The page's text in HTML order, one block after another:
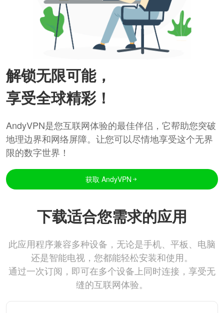
解锁无限可能，
享受全球精彩！
AndyVPN是您互联网体验的最佳伴侣，它帮助您突破
地理边界和网络屏障。让您可以尽情地享受这个无界
限的数字世界！
获取 AndyVPN
下载适合您需求的应用
此应用程序兼容多种设备，无论是手机、平板、电脑
还是智能电视，您都能轻松安装和使用。
通过一次订阅，即可在多个设备上同时连接，享受无
缝的互联网体验。